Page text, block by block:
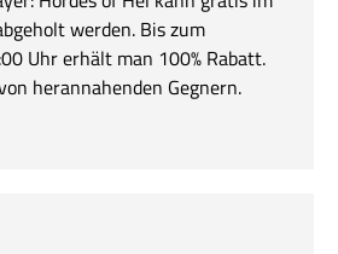
werden. Bis zum
Uhr erhält man 100% Rabatt.
herannahenden Gegnern.